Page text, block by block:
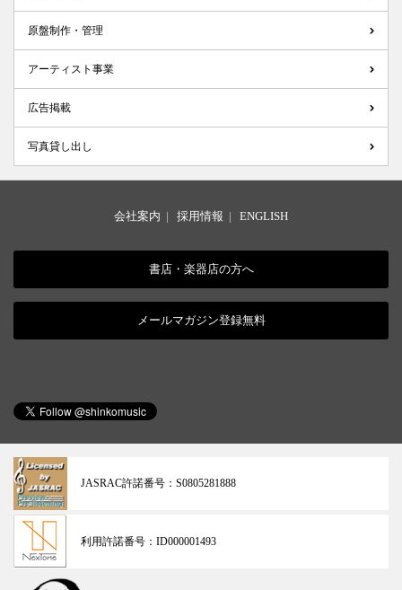
原盤制作・管理
アーティスト事業
広告掲載
写真貸し出し
会社案内 | 採用情報 | ENGLISH
書店・楽器店の方へ
メールマガジン登録無料
JASRAC許諾番号： S0805281888
利用許諾番号： ID000001493